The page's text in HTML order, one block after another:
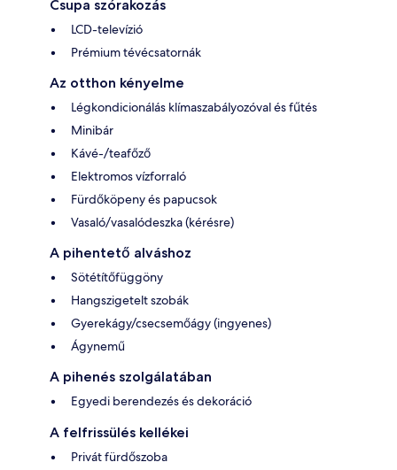
Csupa szórakozás
LCD-televízió
Prémium tévécsatornák
Az otthon kényelme
Légkondicionálás klímaszabályozóval és fűtés
Minibár
Kávé-/teafőző
Elektromos vízforraló
Fürdőköpeny és papucsok
Vasaló/vasalódeszka (kérésre)
A pihentető alváshoz
Sötétítőfüggöny
Hangszigetelt szobák
Gyerekágy/csecsemőágy (ingyenes)
Ágynemű
A pihenés szolgálatában
Egyedi berendezés és dekoráció
A felfrissülés kellékei
Privát fürdőszoba